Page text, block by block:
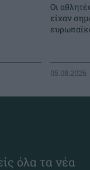
Οι
είχαν
05.08.2026
όλα τα νέα